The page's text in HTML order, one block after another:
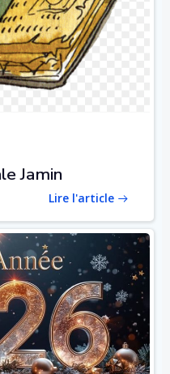
Jamin
Lire l'article